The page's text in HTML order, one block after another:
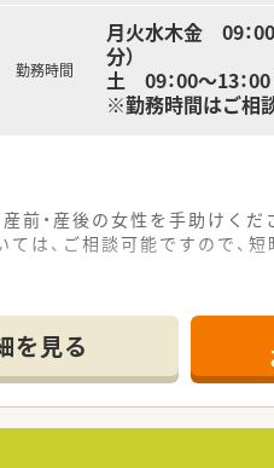
勤務時間
月火水木金 09：00
分）
土 09：00～13：00
※勤務時間はご相
・産後の女性を手助けくだ
は、ご相談可能ですので、
を見る